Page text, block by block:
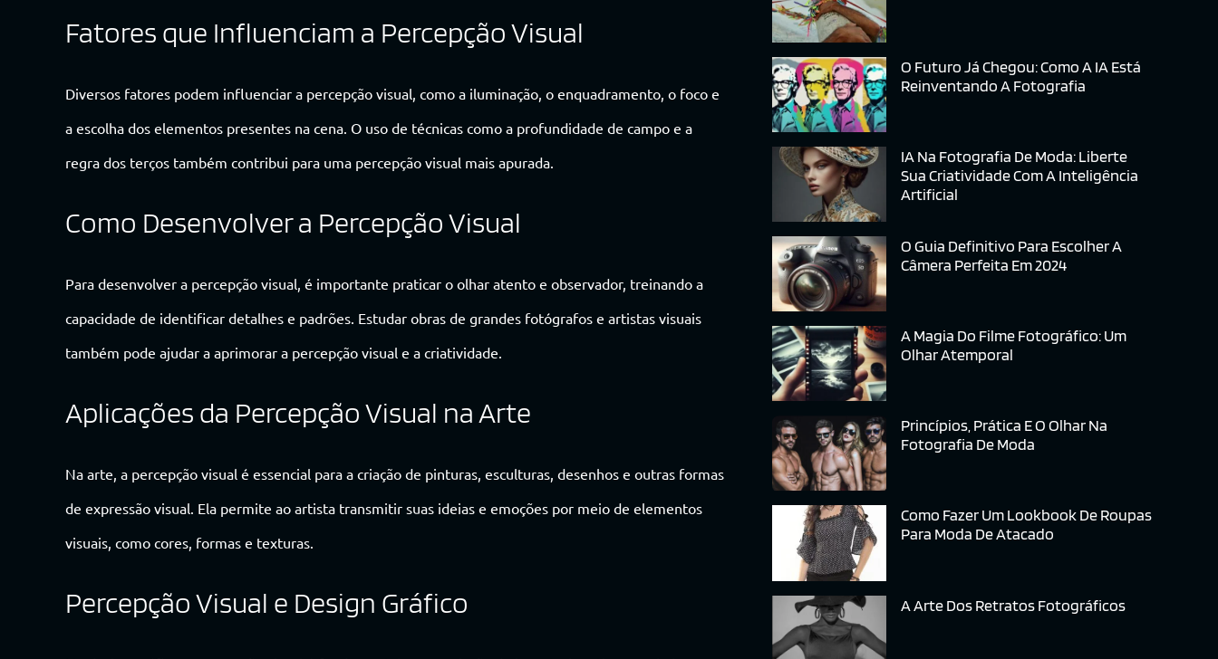
Fatores que Influenciam a Percepção Visual
Diversos fatores podem influenciar a percepção visual, como a iluminação, o enquadramento, o foco e
a escolha dos elementos presentes na cena. O uso de técnicas como a profundidade de campo e a
regra dos terços também contribui para uma percepção visual mais apurada.
Como Desenvolver a Percepção Visual
Para desenvolver a percepção visual, é importante praticar o olhar atento e observador, treinando a
capacidade de identificar detalhes e padrões. Estudar obras de grandes fotógrafos e artistas visuais
também pode ajudar a aprimorar a percepção visual e a criatividade.
Aplicações da Percepção Visual na Arte
Na arte, a percepção visual é essencial para a criação de pinturas, esculturas, desenhos e outras formas
de expressão visual. Ela permite ao artista transmitir suas ideias e emoções por meio de elementos
visuais, como cores, formas e texturas.
Percepção Visual e Design Gráfico
O Futuro Já Chegou: Como A IA Está
Reinventando A Fotografia
IA Na Fotografia De Moda: Liberte
Sua Criatividade Com A Inteligência
Artificial
O Guia Definitivo Para Escolher A
Câmera Perfeita Em 2024
A Magia Do Filme Fotográfico: Um
Olhar Atemporal
Princípios, Prática E O Olhar Na
Fotografia De Moda
Como Fazer Um Lookbook De Roupas
Para Moda De Atacado
A Arte Dos Retratos Fotográficos